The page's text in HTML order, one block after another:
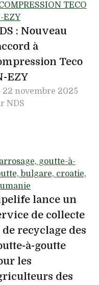
: Nouveau
à
Teco
EZY
22 novembre 2025
NDS
lance un
de collecte
de recyclage des
à-goutte
les
des